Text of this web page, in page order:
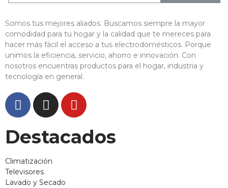
Somos tus mejores aliados. Buscamos siempre la mayor
comodidad para tu hogar y la calidad que te mereces para
hacer más fácil el acceso a tus electrodomésticos. Porque
unimos la eficiencia, servicio, ahorro e innovación. Con
nosotros encuentras productos para el hogar, industria y
tecnología en general.
Destacados
Climatización
Televisores
Lavado y Secado